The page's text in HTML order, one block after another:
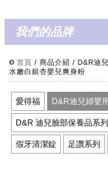
我們的品牌
首頁 / 商品介紹 / D&R迪
水嫩白銀杏嬰兒爽身粉
愛得福 D&R迪兒婦嬰
D&R 迪兒臉部保養品系列
假牙清潔錠 足讚系列